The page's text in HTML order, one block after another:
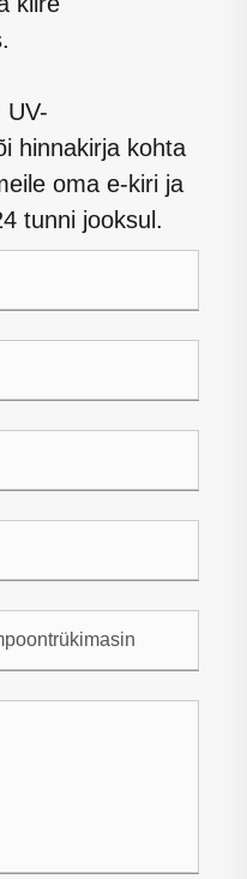
UV-
hinnakirja kohta
oma e-kiri ja
tunni jooksul.